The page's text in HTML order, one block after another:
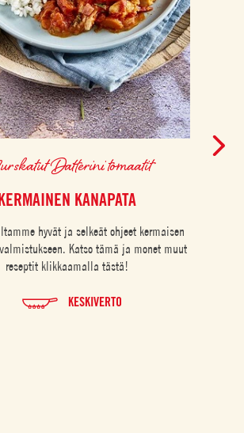
Datterini tomaatit
KANAPATA
hyvät ja selkeät ohjeet kermaisen
Katso tämä ja monet muut
reseptit klikkaamalla tästä!
KESKIVERTO